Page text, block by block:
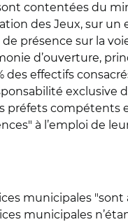
contentées du
des Jeux, sur
présence sur la
d’ouverture,
effectifs
exclusive
préfets compétents
à l’emploi de
municipales
municipales